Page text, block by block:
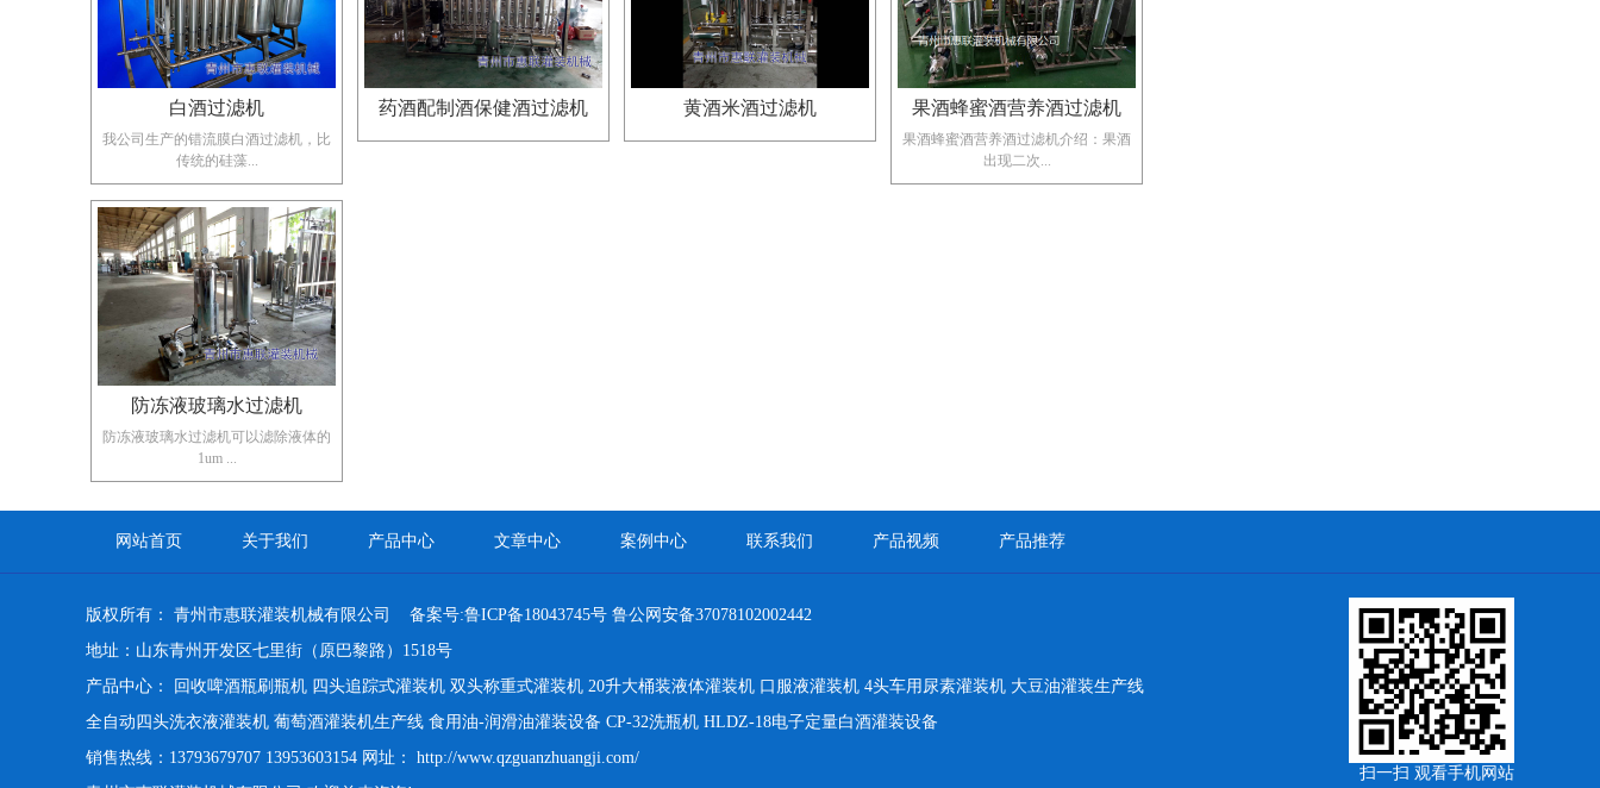
白酒过滤机
我公司生产的错流膜白酒过滤机，比
传统的硅藻...
药酒配制酒保健酒过滤机 黄酒米酒过滤机 果酒蜂蜜酒营养酒过滤机
果酒蜂蜜酒营养酒过滤机介绍：​果酒
出现二次...
防冻液玻璃水过滤机
防冻液玻璃水过滤机​可以滤除液体的
1um ...
网站首页 关于我们 产品中心 文章中心 案例中心 联系我们 产品视频 产品推荐
版权所有： 青州市惠联灌装机械有限公司 备案号:鲁ICP备18043745号 鲁公网安备37078102002442
地址：山东青州开发区七里街（原巴黎路）1518号
产品中心： 回收啤酒瓶刷瓶机 四头追踪式灌装机 双头称重式灌装机 20升大桶装液体灌装机 口服液灌装机 4头车用尿素灌装机 大豆油灌装生产线
全自动四头洗衣液灌装机 葡萄酒灌装机生产线 食用油-润滑油灌装设备 CP-32洗瓶机 HLDZ-18电子定量白酒灌装设备
销售热线：13793679707 13953603154 网址： http://www.qzguanzhuangji.com/
扫一扫 观看手机网站